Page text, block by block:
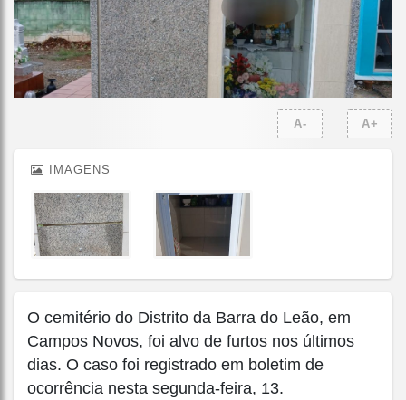
A- A+
IMAGENS
O cemitério do Distrito da Barra do Leão, em
Campos Novos, foi alvo de furtos nos últimos
dias. O caso foi registrado em boletim de
ocorrência nesta segunda-feira, 13.